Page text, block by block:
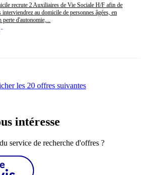
recrute 2 Auxiliaires de Vie Sociale H/F afin de
au domicile de personnes âgées, en
d'autonomie,...
les 20 offres suivantes
intéresse
service de recherche d'offres ?